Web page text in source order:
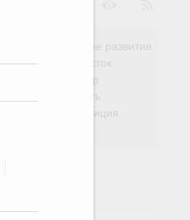
Региональное развитие
Дальний Восток
Россия и мир
Безопасность
Право и юстиция